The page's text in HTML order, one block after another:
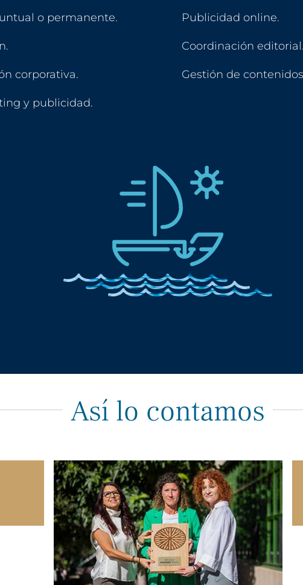
o permanente.
corporativa.
y publicidad.
Publicidad online.
Coordinación editorial.
Gestión de
Así lo contamos